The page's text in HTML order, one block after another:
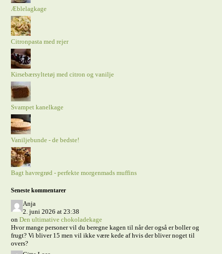
Æblelagkage
Citronpasta med rejer
Kirsebærsyltetøj med citron og vanilje
Svampet kanelkage
Vaniljebunde - de bedste!
Bagt havregrød - perfekte morgenmads muffins
Seneste kommentarer
Anja
2. juni 2026 at 23:38
onDen ultimative chokoladekage
Hvor mange personer vil du beregne kagen til når der også er boller og
frugt? Vi bliver 15 men vil ikke være kede af hvis der bliver noget til
overs?